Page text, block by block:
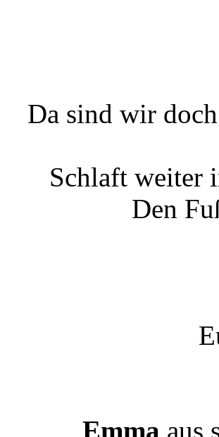
Da sind wir
Schlaft weiter
Den
Emma aus